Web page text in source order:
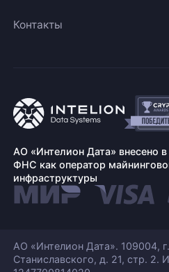
Контакты
АО «Интелион Дата» внесено в
ФНС как оператор
инфраструктуры
АО «Интелион Дата». 109004,
Станиславского, д. 21, стр. 2.